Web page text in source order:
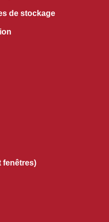
de stockage
fenêtres)